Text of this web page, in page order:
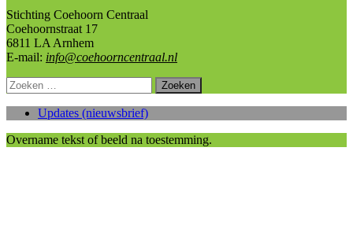
Stichting Coehoorn Centraal
Coehoornstraat 17
6811 LA Arnhem
E-mail: info@coehoorncentraal.nl
Zoeken
naar:
Updates (nieuwsbrief)
Overname tekst of beeld na toestemming.